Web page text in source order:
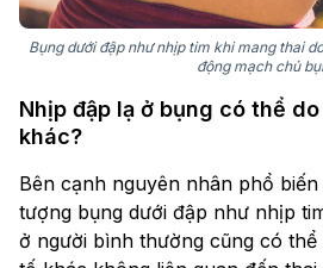
Bụng dưới đập như nhịp tim khi mang thai
động mạch chủ
Nhịp đập lạ ở bụng có thể
khác?
Bên cạnh nguyên nhân phổ
tượng bụng dưới đập như nhịp
ở người bình thường cũng có